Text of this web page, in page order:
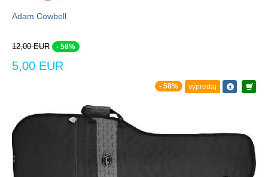
Adam Cowbell
12,00 EUR - 58%
5,00 EUR
- 58% výpredaj